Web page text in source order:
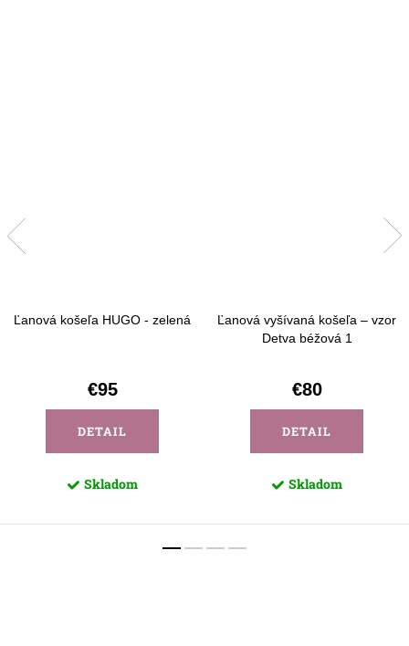
Ľanová košeľa HUGO - zelená
€95
DETAIL
Skladom
Ľanová vyšívaná košeľa – vzor
Detva béžová 1
€80
DETAIL
Skladom